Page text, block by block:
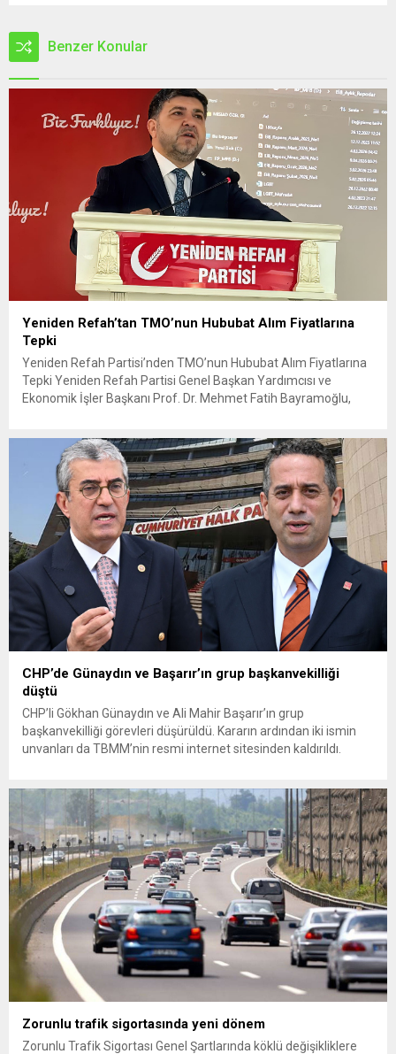
Benzer Konular
Yeniden Refah’tan TMO’nun Hububat Alım Fiyatlarına
Tepki
Yeniden Refah Partisi’nden TMO’nun Hububat Alım Fiyatlarına
Tepki Yeniden Refah Partisi Genel Başkan Yardımcısı ve
Ekonomik İşler Başkanı Prof. Dr. Mehmet Fatih Bayramoğlu,
fiyatların çiftçinin artan maliyetlerini karşılamaktan uzak
olduğunu savunarak fiyatların yeniden değerlendirilmesi
çağrısında...
CHP’de Günaydın ve Başarır’ın grup başkanvekilliği
düştü
CHP’li Gökhan Günaydın ve Ali Mahir Başarır’ın grup
başkanvekilliği görevleri düşürüldü. Kararın ardından iki ismin
unvanları da TBMM’nin resmi internet sitesinden kaldırıldı.
çıkarma cezası uygulanmak üzere Yüksek Disiplin Kurulu’na
(YDK) sevk edilen ve partideki tüm görevlerinden...
Zorunlu trafik sigortasında yeni dönem
Zorunlu Trafik Sigortası Genel Şartlarında köklü değişikliklere